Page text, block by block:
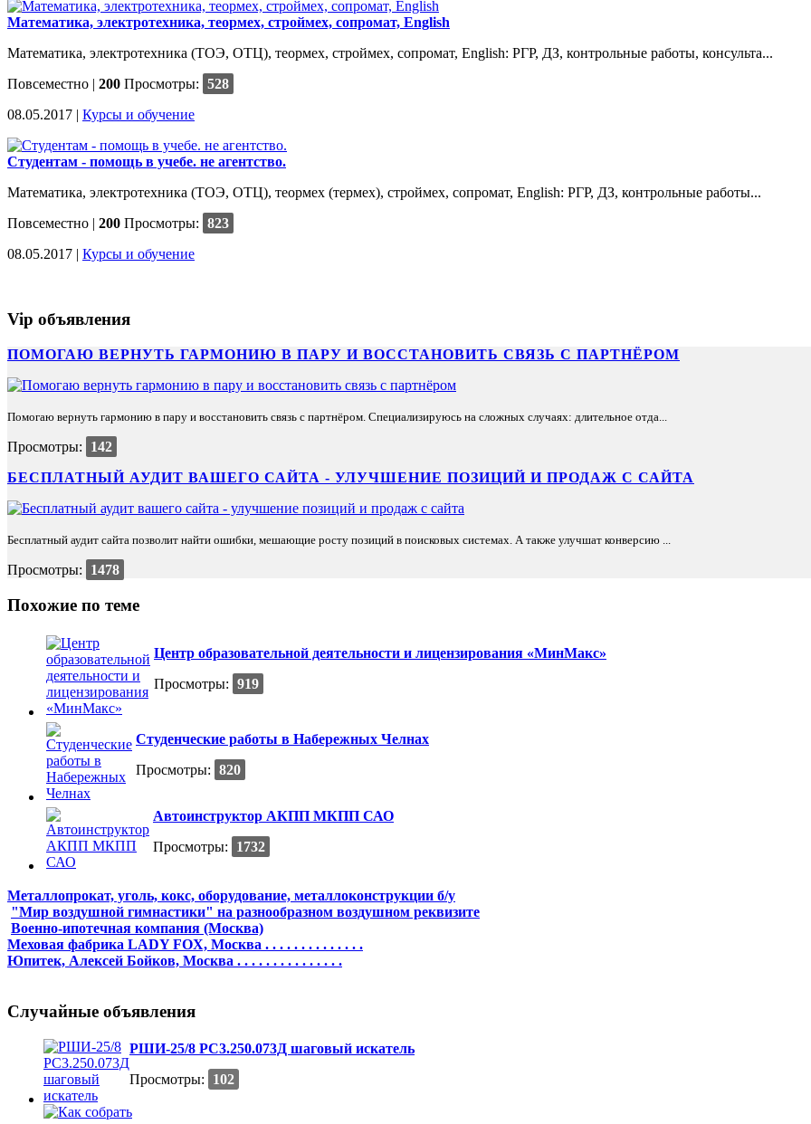
Математика, электротехника, теормех, строймех, сопромат, English
Математика, электротехника (ТОЭ, ОТЦ), теормех, строймех, сопромат, English: РГР, ДЗ, контрольные работы, консульта...
Повсеместно | 200 Просмотры: 528
08.05.2017 | Курсы и обучение
Студентам - помощь в учебе. не агентство.
Математика, электротехника (ТОЭ, ОТЦ), теормех (термех), строймех, сопромат, English: РГР, ДЗ, контрольные работы...
Повсеместно | 200 Просмотры: 823
08.05.2017 | Курсы и обучение
Vip объявления
ПОМОГАЮ ВЕРНУТЬ ГАРМОНИЮ В ПАРУ И ВОССТАНОВИТЬ СВЯЗЬ С ПАРТНЁРОМ
Помогаю вернуть гармонию в пару и восстановить связь с партнёром. Специализируюсь на сложных случаях: длительное отда...
Просмотры:
142
БЕСПЛАТНЫЙ АУДИТ ВАШЕГО САЙТА - УЛУЧШЕНИЕ ПОЗИЦИЙ И ПРОДАЖ С САЙТА
Бесплатный аудит сайта позволит найти ошибки, мешающие росту позиций в поисковых системах. А также улучшат конверсию ...
Просмотры: 1478
Похожие по теме
Центр образовательной деятельности и лицензирования «МинМакс»
Просмотры: 919
Студенческие работы в Набережных Челнах
Просмотры: 820
Автоинструктор АКПП МКПП САО
Просмотры:
1732
Металлопрокат, уголь, кокс, оборудование, металлоконструкции б/у
"Мир воздушной гимнастики" на разнообразном воздушном реквизите
Военно-ипотечная компания (Москва)
Меховая фабрика LADY FOX, Москва . . . . . . . . . . . . . .
Юпитек, Алексей Бойков, Москва . . . . . . . . . . . . . . .
Случайные объявления
РШИ-25/8 РС3.250.073Д шаговый искатель
Просмотры:
102